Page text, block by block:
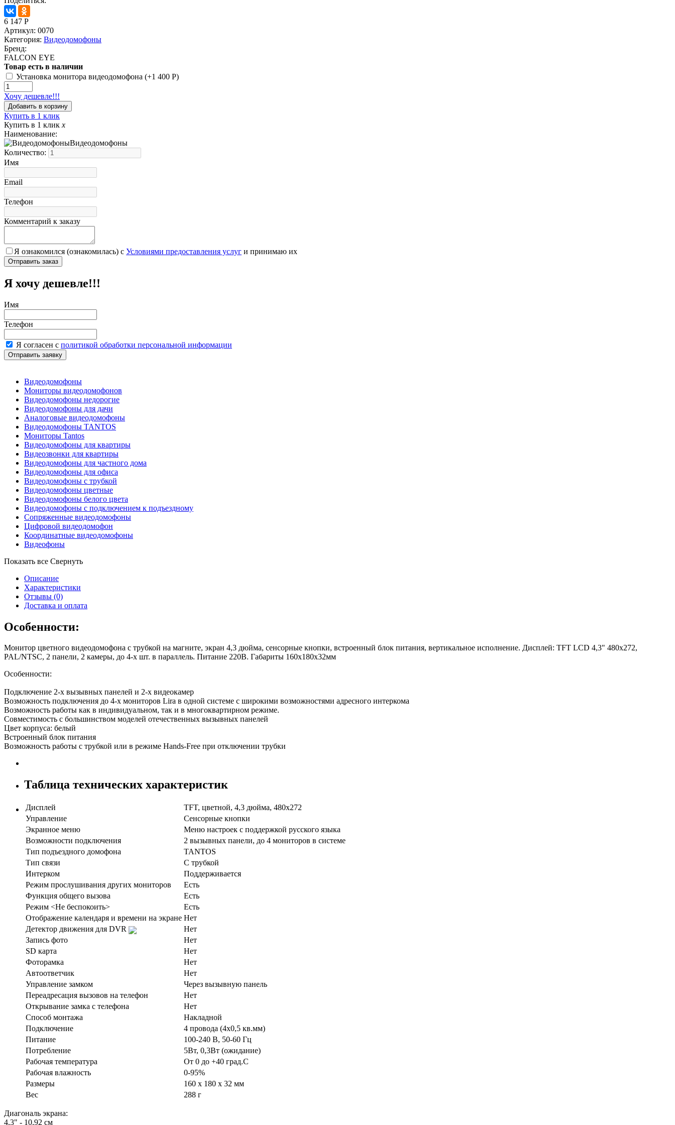
6 147 Р
Артикул: 0070
Категория: Видеодомофоны
Бренд:
FALCON EYE
Товар есть в наличии
Установка монитора видеодомофона (+1 400 Р)
Хочу дешевле!!!
Купить в 1 клик
Купить в 1 клик x
Наименование:
Видеодомофоны
Количество:
Имя
Email
Телефон
Комментарий к заказу
Я ознакомился (ознакомилась) с Условиями предоставления услуг и принимаю их
Я хочу дешевле!!!
Имя
Телефон
Я согласен с политикой обработки персональной информации
Видеодомофоны
Мониторы видеодомофонов
Видеодомофоны недорогие
Видеодомофоны для дачи
Аналоговые видеодомофоны
Видеодомофоны TANTOS
Мониторы Tantos
Видеодомофоны для квартиры
Видеозвонки для квартиры
Видеодомофоны для частного дома
Видеодомофоны для офиса
Видеодомофоны с трубкой
Видеодомофоны цветные
Видеодомофоны белого цвета
Видеодомофоны с подключением к подъездному
Сопряженные видеодомофоны
Цифровой видеодомофон
Координатные видеодомофоны
Видеофоны
Показать все Свернуть
Описание
Характеристики
Отзывы (0)
Доставка и оплата
Особенности:
Монитор цветного видеодомофона с трубкой на магните, экран 4,3 дюйма, сенсорные кнопки, встроенный блок питания, вертикальное исполнение. Дисплей: TFT LCD 4,3" 480x272,
PAL/NTSC, 2 панели, 2 камеры, до 4-х шт. в параллель. Питание 220В. Габариты 160х180х32мм
Особенности:
Подключение 2-х вызывных панелей и 2-х видеокамер
Возможность подключения до 4-х мониторов Lira в одной системе с широкими возможностями адресного интеркома
Возможность работы как в индивидуальном, так и в многоквартирном режиме.
Совместимость с большинством моделей отечественных вызывных панелей
Цвет корпуса: белый
Встроенный блок питания
Возможность работы с трубкой или в режиме Hands-Free при отключении трубки
Таблица технических характеристик
Дисплей
TFT, цветной, 4,3 дюйма, 480x272
Управление
Сенсорные кнопки
Экранное меню
Меню настроек с поддержкой русского языка
Возможности подключения
2 вызывных панели, до 4 мониторов в системе
Тип подъездного домофона
TANTOS
Тип связи
С трубкой
Интерком
Поддерживается
Режим прослушивания других мониторов
Есть
Функция общего вызова
Есть
Режим <Не беспокоить>
Есть
Отображение календаря и времени на экране Нет
Детектор движения для DVR
Нет
Запись фото
Нет
SD карта
Нет
Фоторамка
Нет
Автоответчик
Нет
Управление замком
Через вызывную панель
Переадресация вызовов на телефон
Нет
Открывание замка с телефона
Нет
Способ монтажа
Накладной
Подключение
4 провода (4х0,5 кв.мм)
Питание
100-240 В, 50-60 Гц
Потребление
5Вт, 0,3Вт (ожидание)
Рабочая температура
От 0 до +40 град.С
Рабочая влажность
0-95%
Размеры
160 х 180 х 32 мм
Вес
288 г
Диагональ экрана:
4,3" - 10,92 см